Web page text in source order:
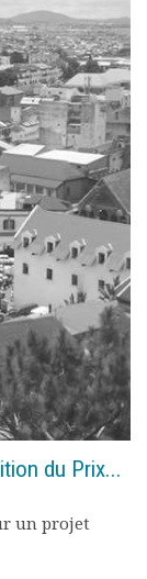
du Prix...
un projet